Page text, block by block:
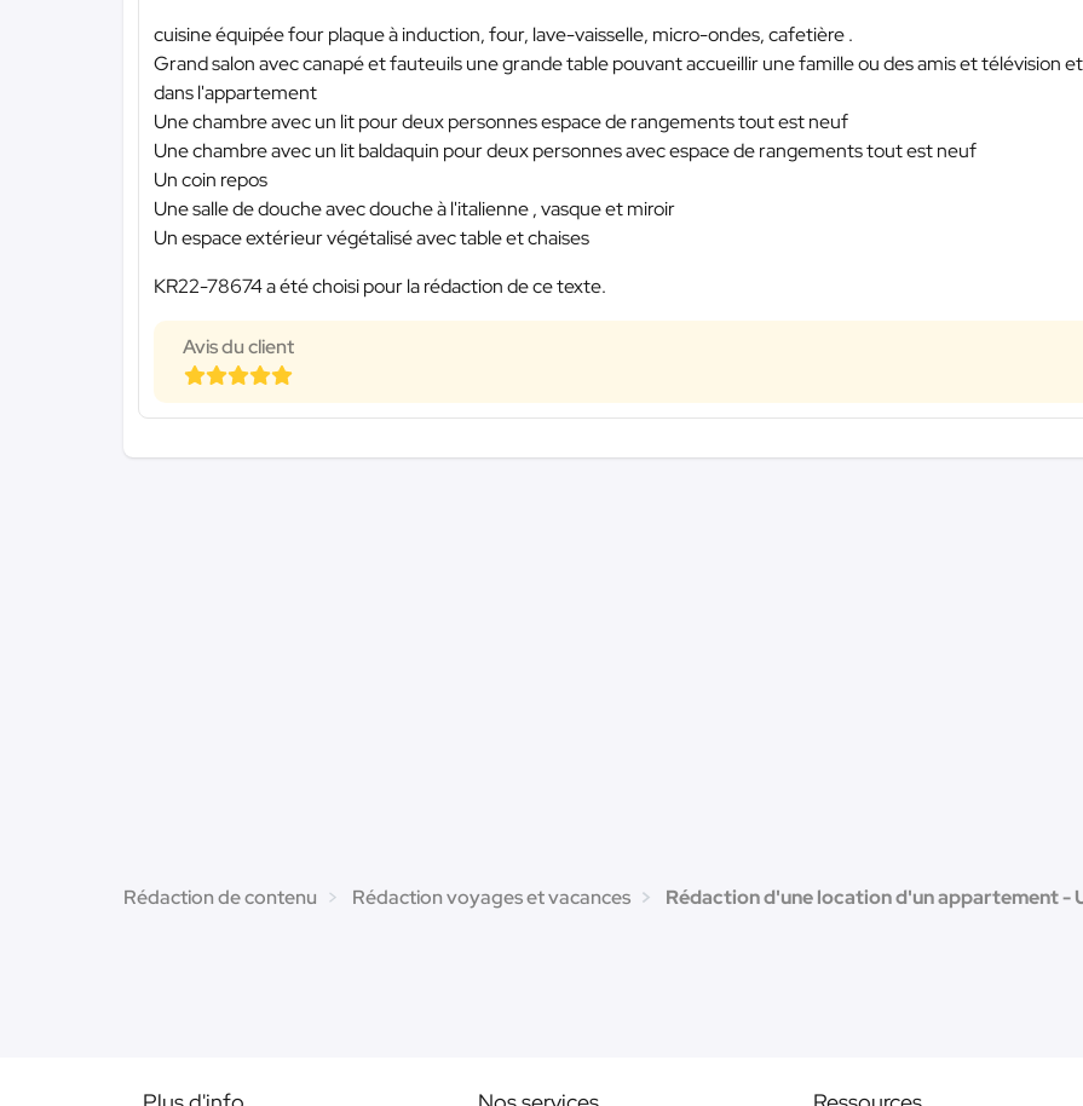
cuisine équipée four plaque à induction, four, lave-vaisselle, micro-ondes, cafetière .
Grand salon avec canapé et fauteuils une grande table pouvant accueillir une famille ou des amis et télévision
dans l'appartement
Une chambre avec un lit pour deux personnes espace de rangements tout est neuf
Une chambre avec un lit baldaquin pour deux personnes avec espace de rangements tout est neuf
Un coin repos
Une salle de douche avec douche à l'italienne , vasque et miroir
Un espace extérieur végétalisé avec table et chaises
KR22-78674 a été choisi pour la rédaction de ce texte.
Avis du client
Rédaction de contenu Rédaction voyages et vacances Rédaction d'une location d'un appartement -